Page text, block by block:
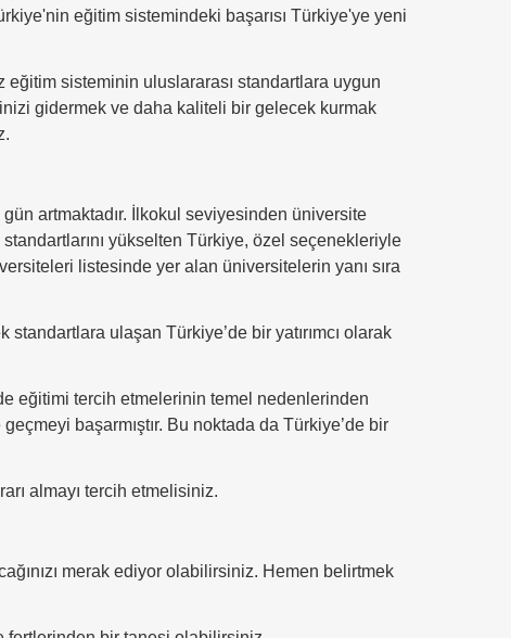
eğitim sistemindeki başarısı Türkiye'ye yeni
sisteminin uluslararası standartlara uygun
gidermek ve daha kaliteli bir gelecek kurmak
artmaktadır. İlkokul seviyesinden üniversite
yükselten Türkiye, özel seçenekleriyle
listesinde yer alan üniversitelerin yanı sıra
ulaşan Türkiye’de bir yatırımcı olarak
eğitimi tercih etmelerinin temel nedenlerinden
başarmıştır. Bu noktada da Türkiye’de bir
almayı tercih etmelisiniz.
merak ediyor olabilirsiniz. Hemen belirtmek